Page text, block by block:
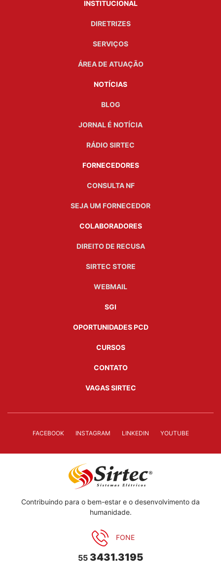
INSTITUCIONAL
DIRETRIZES
SERVIÇOS
ÁREA DE ATUAÇÃO
NOTÍCIAS
BLOG
JORNAL É NOTÍCIA
RÁDIO SIRTEC
FORNECEDORES
CONSULTA NF
SEJA UM FORNECEDOR
COLABORADORES
DIREITO DE RECUSA
SIRTEC STORE
WEBMAIL
SGI
OPORTUNIDADES PCD
CURSOS
CONTATO
VAGAS SIRTEC
FACEBOOK INSTAGRAM LINKEDIN YOUTUBE
Contribuindo para o bem-estar e o desenvolvimento da
humanidade.
FONE
55 3431.3195